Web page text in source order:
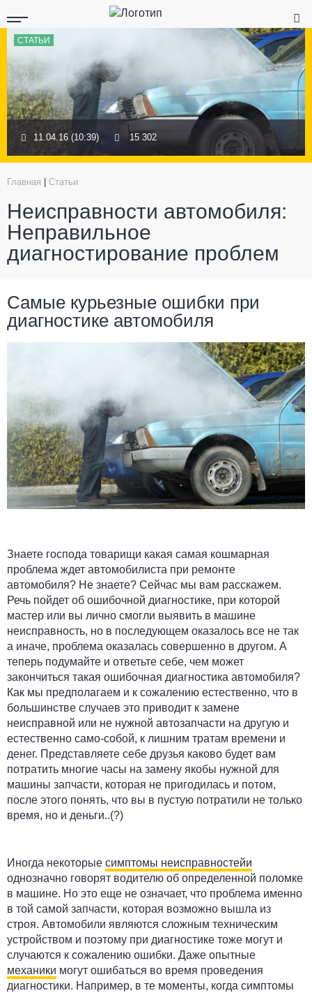
СТАТЬИ
11.04.16 (10:39) 15 302
Главная Статьи
Неисправности автомобиля:
Неправильное
диагностирование проблем
Самые курьезные ошибки при
диагностике автомобиля
Знаете господа товарищи какая самая кошмарная
проблема ждет автомобилиста при ремонте
автомобиля? Не знаете? Сейчас мы вам расскажем.
Речь пойдет об ошибочной диагностике, при которой
мастер или вы лично смогли выявить в машине
неисправность, но в последующем оказалось все не так
а иначе, проблема оказалась совершенно в другом. А
теперь подумайте и ответьте себе, чем может
закончиться такая ошибочная диагностика автомобиля?
Как мы предполагаем и к сожалению естественно, что в
большинстве случаев это приводит к замене
неисправной или не нужной автозапчасти на другую и
естественно само-собой, к лишним тратам времени и
денег. Представляете себе друзья каково будет вам
потратить многие часы на замену якобы нужной для
машины запчасти, которая не пригодилась и потом,
после этого понять, что вы в пустую потратили не только
время, но и деньги..(?)
Иногда некоторые симптомы неисправностейи
однозначно говорят водителю об определенной поломке
в машине. Но это еще не означает, что проблема именно
в той самой запчасти, которая возможно вышла из
строя. Автомобили являются сложным техническим
устройством и поэтому при диагностике тоже могут и
случаются к сожалению ошибки. Даже опытные
механики могут ошибаться во время проведения
диагностики. Например, в те моменты, когда симптомы